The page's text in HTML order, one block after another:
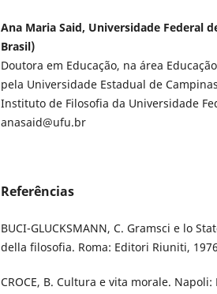
Ana Maria Said, Universidade Federal
Brasil)
Doutora em Educação, na área
pela Universidade Estadual de
Instituto de Filosofia da Universidade
anasaid@ufu.br
Referências
BUCI-GLUCKSMANN, C. Gramsci e lo
della filosofia. Roma: Editori Riuniti,
CROCE, B. Cultura e vita morale.